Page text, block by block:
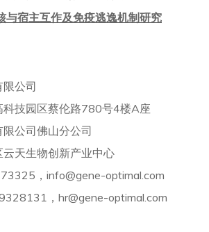
与宿主互作及免疫逃逸机制研究
限公司
科技园区蔡伦路780号4楼A座
限公司佛山分公司
天生物创新产业中心
，info@gene-optimal.com
，hr@gene-optimal.com